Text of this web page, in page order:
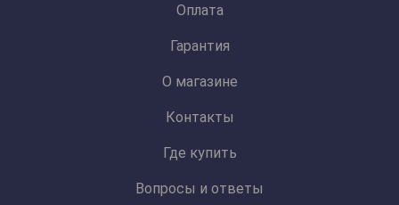
Оплата
Гарантия
О магазине
Контакты
Где купить
Вопросы и ответы